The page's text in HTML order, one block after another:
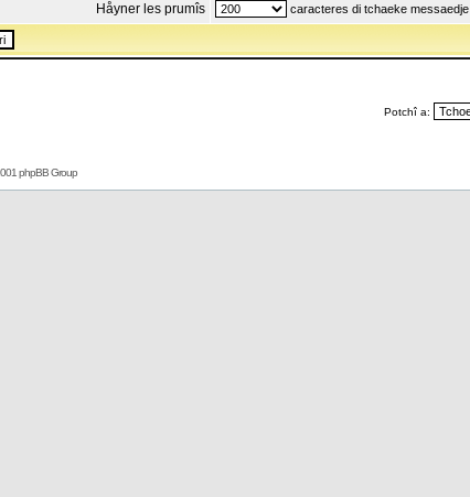
Håyner les prumîs caracteres di tchaeke messaedje
Potchî a:
phpBB Group